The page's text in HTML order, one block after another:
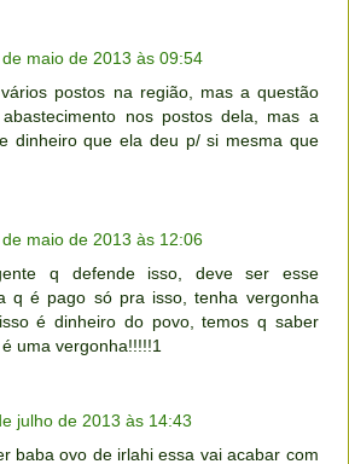
de maio de 2013 às 09:54
postos na região, mas a questão
nos postos dela, mas a
dinheiro que ela deu p/ si mesma que
de maio de 2013 às 12:06
q defende isso, deve ser esse
q é pago só pra isso, tenha vergonha
é dinheiro do povo, temos q saber
uma vergonha!!!!!1
julho de 2013 às 14:43
baba ovo de irlahi essa vai acabar com